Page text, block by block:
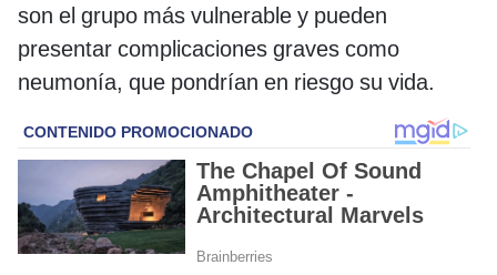
son el grupo más vulnerable y pueden
presentar complicaciones graves como
neumonía, que pondrían en riesgo su vida.